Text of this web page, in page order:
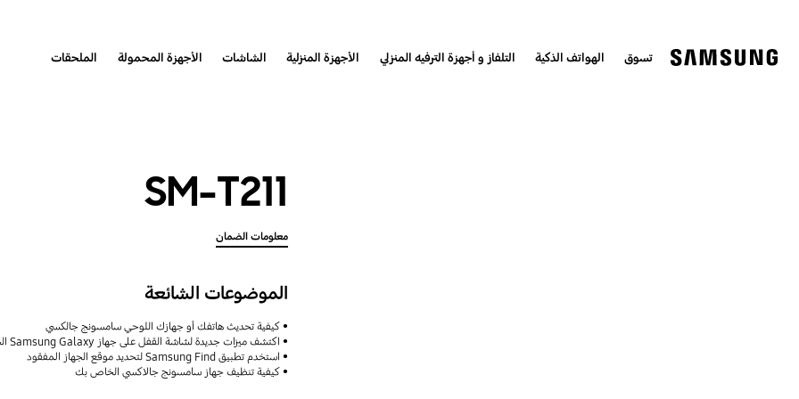
تسوق الهواتف الذكية التلفاز و أجهزة الترفيه المنزلي الأجهزة المنزلية الشاشات الأجهزة المحمولة الملحقات
SM-T211
معلومات الضمان
الموضوعات الشائعة
كيفية تحديث هاتفك أو جهازك اللوحي سامسونج جالكسي
اكتشف ميزات جديدة لشاشة القفل على جهاز Samsung Galaxy الخاص بك
استخدم تطبيق Samsung Find لتحديد موقع الجهاز المفقود
كيفية تنظيف جهاز سامسونج جالاكسي الخاص بك